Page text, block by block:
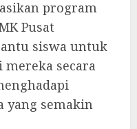
program
Pusat
siswa untuk
secara
yang semakin